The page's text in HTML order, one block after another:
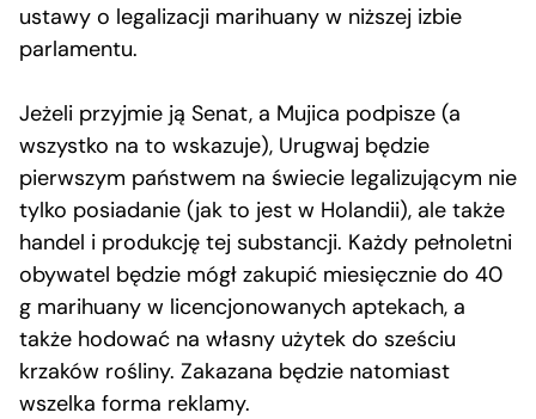
ustawy o legalizacji marihuany w niższej izbie
parlamentu.
Jeżeli przyjmie ją Senat, a Mujica podpisze (a
wszystko na to wskazuje), Urugwaj będzie
pierwszym państwem na świecie legalizującym nie
tylko posiadanie (jak to jest w Holandii), ale także
handel i produkcję tej substancji. Każdy pełnoletni
obywatel będzie mógł zakupić miesięcznie do 40
g marihuany w licencjonowanych aptekach, a
także hodować na własny użytek do sześciu
krzaków rośliny. Zakazana będzie natomiast
wszelka forma reklamy.